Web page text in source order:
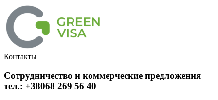
Контакты
Сотрудничество и коммерческие предложения
тел.: +38068 269 56 40